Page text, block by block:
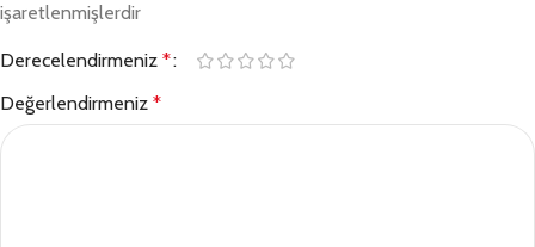
işaretlenmişlerdir
Derecelendirmeniz *
Değerlendirmeniz *